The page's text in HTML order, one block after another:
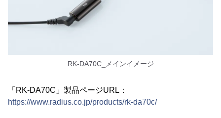
RK-DA70C_メインイメージ
「RK-DA70C」製品ページURL：
https://www.radius.co.jp/products/rk-da70c/